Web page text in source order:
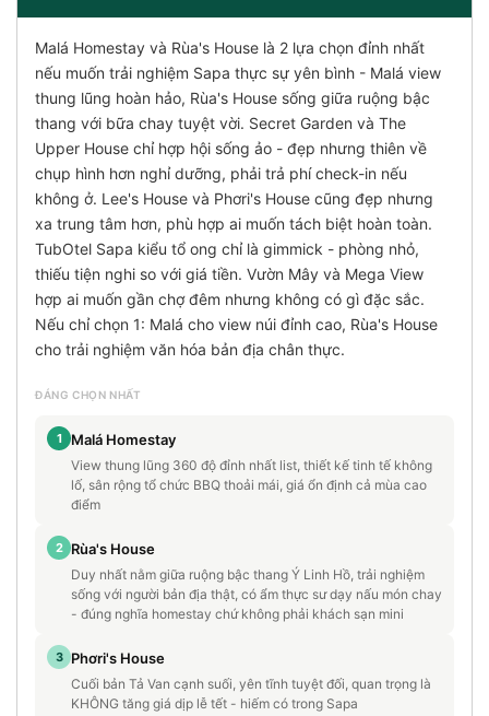
Malá Homestay và Rùa's House là 2 lựa chọn đỉnh nhất
nếu muốn trải nghiệm Sapa thực sự yên bình - Malá view
thung lũng hoàn hảo, Rùa's House sống giữa ruộng bậc
thang với bữa chay tuyệt vời. Secret Garden và The
Upper House chỉ hợp hội sống ảo - đẹp nhưng thiên về
chụp hình hơn nghỉ dưỡng, phải trả phí check-in nếu
không ở. Lee's House và Phơri's House cũng đẹp nhưng
xa trung tâm hơn, phù hợp ai muốn tách biệt hoàn toàn.
TubOtel Sapa kiểu tổ ong chỉ là gimmick - phòng nhỏ,
thiếu tiện nghi so với giá tiền. Vườn Mây và Mega View
hợp ai muốn gần chợ đêm nhưng không có gì đặc sắc.
Nếu chỉ chọn 1: Malá cho view núi đỉnh cao, Rùa's House
cho trải nghiệm văn hóa bản địa chân thực.
ĐÁNG CHỌN NHẤT
1 Malá Homestay
View thung lũng 360 độ đỉnh nhất list, thiết kế tinh tế không
lố, sân rộng tổ chức BBQ thoải mái, giá ổn định cả mùa cao
điểm
2 Rùa's House
Duy nhất nằm giữa ruộng bậc thang Ý Linh Hồ, trải nghiệm
sống với người bản địa thật, có ẩm thực sư dạy nấu món chay
- đúng nghĩa homestay chứ không phải khách sạn mini
3 Phơri's House
Cuối bản Tả Van cạnh suối, yên tĩnh tuyệt đối, quan trọng là
KHÔNG tăng giá dịp lễ tết - hiếm có trong Sapa